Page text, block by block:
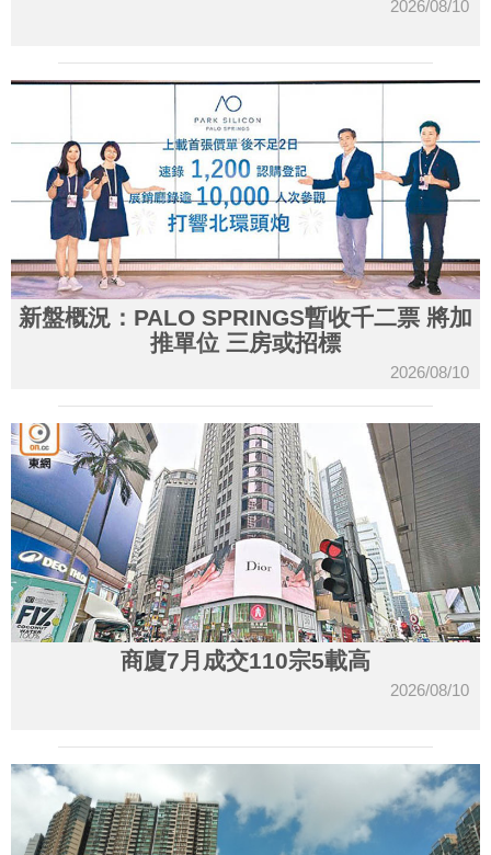
2026/08/10
新盤概況：PALO SPRINGS暫收千二票 將加
推單位 三房或招標
2026/08/10
商廈7月成交110宗5載高
2026/08/10